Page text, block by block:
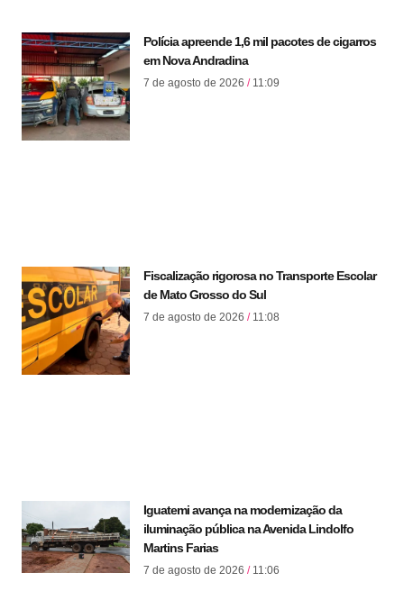
Polícia apreende 1,6 mil pacotes de cigarros
em Nova Andradina
7 de agosto de 2026 11:09
Fiscalização rigorosa no Transporte Escolar
de Mato Grosso do Sul
7 de agosto de 2026 11:08
Iguatemi avança na modernização da
iluminação pública na Avenida Lindolfo
Martins Farias
7 de agosto de 2026 11:06